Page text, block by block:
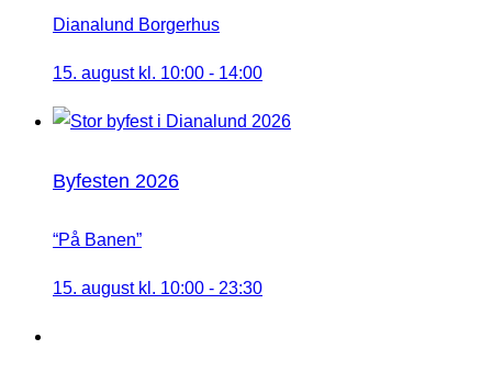
Dianalund Borgerhus
15. august kl. 10:00 - 14:00
Byfesten 2026
“På Banen”
15. august kl. 10:00 - 23:30